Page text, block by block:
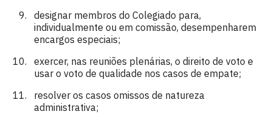
designar membros do Colegiado para,
individualmente ou em comissão, desempenharem
encargos especiais;
exercer, nas reuniões plenárias, o direito de voto e
usar o voto de qualidade nos casos de empate;
resolver os casos omissos de natureza
administrativa;